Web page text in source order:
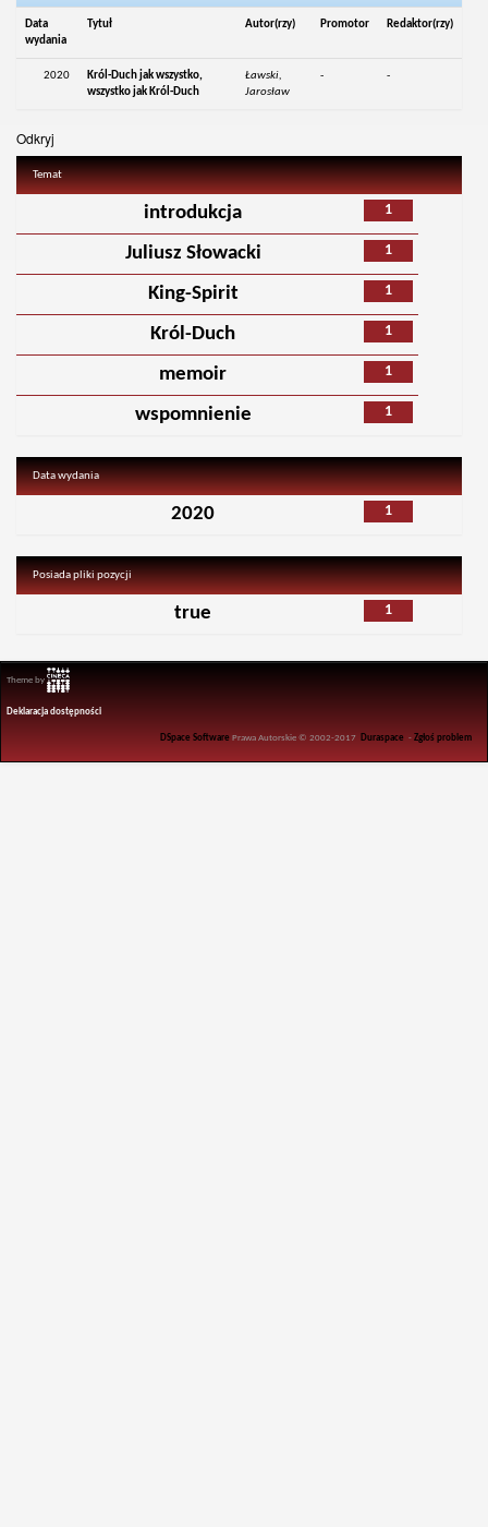
Data
wydania
Tytuł Autor(rzy) Promotor Redaktor(rzy)
2020
Król-Duch jak wszystko,
wszystko jak Król-Duch
Ławski,
Jarosław
- -
Odkryj
Temat
1
introdukcja
1
Juliusz Słowacki
1
King-Spirit
1
Król-Duch
1
memoir
1
wspomnienie
Data wydania
1
2020
Posiada pliki pozycji
1
true
Theme by
Deklaracja dostępności
DSpace Software Prawa Autorskie © 2002-2017 Duraspace -Zgłoś problem